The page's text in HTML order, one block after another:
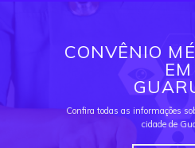
CONVÊNIO
EM
Confira todas as informações
cidade de